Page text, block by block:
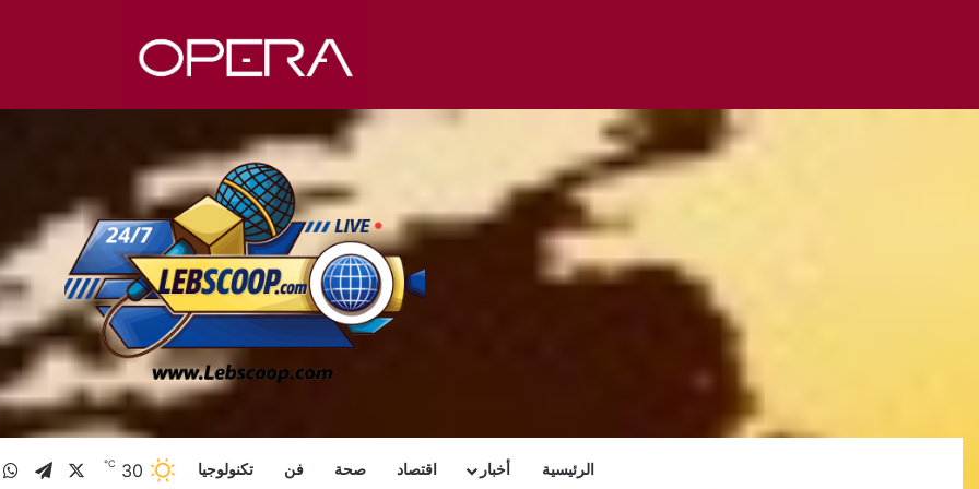
الرئيسية أخبار اقتصاد صحة فن تكنولوجيا 30
℃